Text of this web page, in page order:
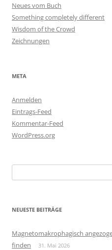
Neues vom Buch
Something completely different
Wisdom of the Crowd
Zeichnungen
META
Anmelden
Eintrags-Feed
Kommentar-Feed
WordPress.org
nach:
NEUESTE BEITRÄGE
Magnetomakrophagisch
finden
31. Mai 2026